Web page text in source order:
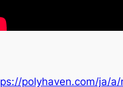
polyhaven.com/ja/